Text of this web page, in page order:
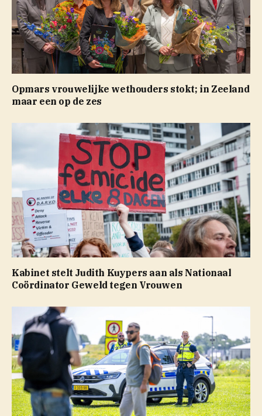
Opmars vrouwelijke wethouders stokt; in Zeeland
maar een op de zes
Kabinet stelt Judith Kuypers aan als Nationaal
Coördinator Geweld tegen Vrouwen